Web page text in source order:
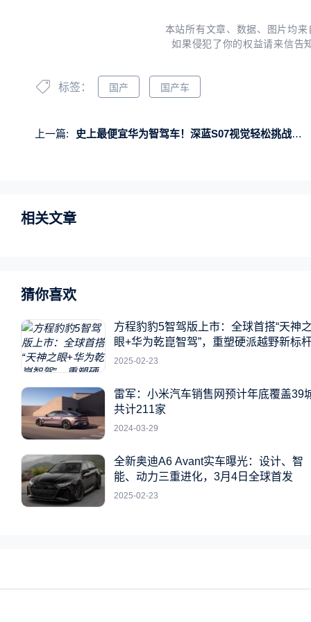
本站所有文章、数据、图片均
如果侵犯了你的权益请来信告
标签： 国产 国产车
上一篇: 史上最便宜华为智驾车！深蓝S07视觉轻松挑战重庆魔鬼高架
相关文章
猜你喜欢
方程豹豹5智驾版上市：全球首搭“天神
眼+华为乾崑智驾”，重塑硬派越野新标
2025-02-23
雷军：小米汽车销售网预计年底覆盖39
共计211家
2024-03-29
全新奥迪A6 Avant实车曝光：设计、智
能、动力三重进化，3月4日全球首发
2025-02-23